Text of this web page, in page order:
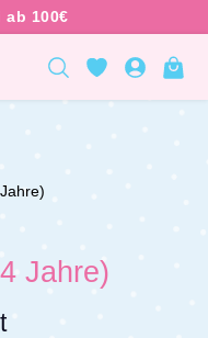
Jahre)